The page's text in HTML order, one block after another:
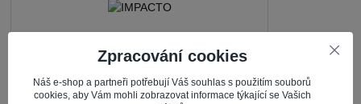
IMPACTO – Ingrid Kaczorová
Nerudova 468
Zpracování cookies
Náš e-shop a partneři potřebují Váš souhlas s použitím souborů
cookies, aby Vám mohli zobrazovat informace týkající se Vašich